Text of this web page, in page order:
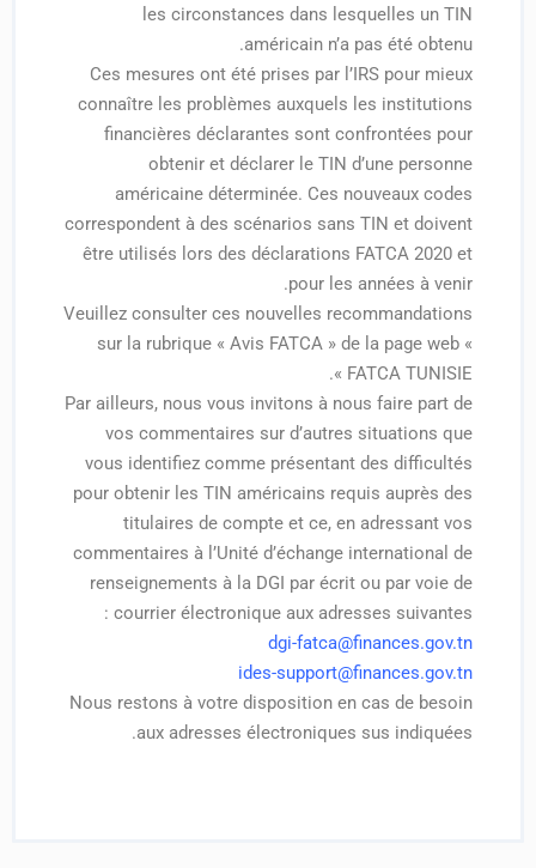
les circonstances dans lesquelles un TIN
américain n’a pas été obtenu.
Ces mesures ont été prises par l’IRS pour mieux
connaître les problèmes auxquels les institutions
financières déclarantes sont confrontées pour
obtenir et déclarer le TIN d’une personne
américaine déterminée. Ces nouveaux codes
correspondent à des scénarios sans TIN et doivent
être utilisés lors des déclarations FATCA 2020 et
pour les années à venir.
Veuillez consulter ces nouvelles recommandations
sur la rubrique « Avis FATCA » de la page web «
FATCA TUNISIE ».
Par ailleurs, nous vous invitons à nous faire part de
vos commentaires sur d’autres situations que
vous identifiez comme présentant des difficultés
pour obtenir les TIN américains requis auprès des
titulaires de compte et ce, en adressant vos
commentaires à l’Unité d’échange international de
renseignements à la DGI par écrit ou par voie de
courrier électronique aux adresses suivantes :
dgi-fatca@finances.gov.tn
ides-support@finances.gov.tn
Nous restons à votre disposition en cas de besoin
aux adresses électroniques sus indiquées.